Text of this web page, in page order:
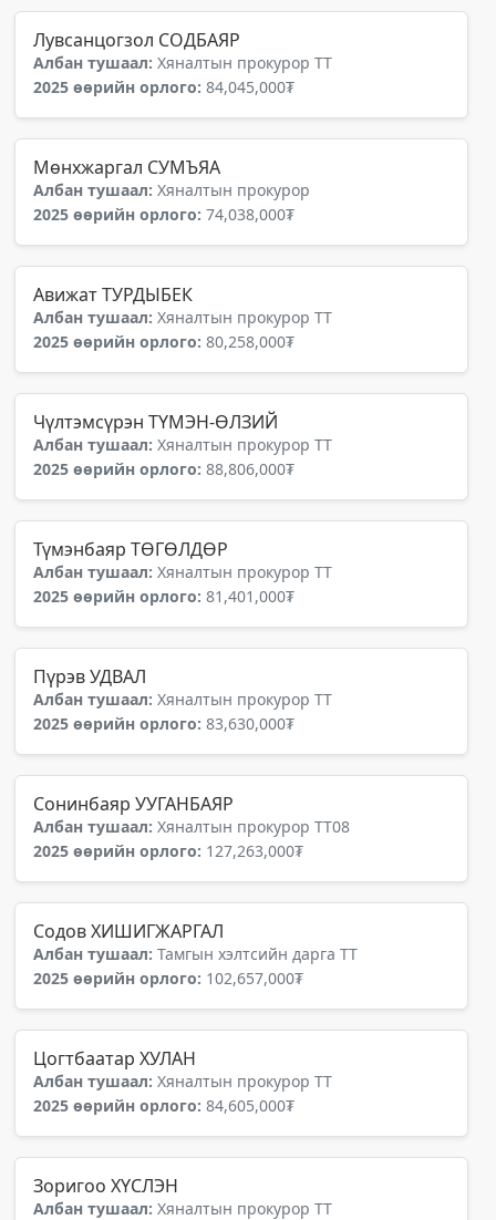
Лувсанцогзол СОДБАЯР
Албан тушаал: Хяналтын прокурор ТТ
2025 өөрийн орлого: 84,045,000₮
Мөнхжаргал СУМЪЯА
Албан тушаал: Хяналтын прокурор
2025 өөрийн орлого: 74,038,000₮
Авижат ТУРДЫБЕК
Албан тушаал: Хяналтын прокурор ТТ
2025 өөрийн орлого: 80,258,000₮
Чүлтэмсүрэн ТҮМЭН-ӨЛЗИЙ
Албан тушаал: Хяналтын прокурор ТТ
2025 өөрийн орлого: 88,806,000₮
Түмэнбаяр ТӨГӨЛДӨР
Албан тушаал: Хяналтын прокурор ТТ
2025 өөрийн орлого: 81,401,000₮
Пүрэв УДВАЛ
Албан тушаал: Хяналтын прокурор ТТ
2025 өөрийн орлого: 83,630,000₮
Сонинбаяр УУГАНБАЯР
Албан тушаал: Хяналтын прокурор ТТ08
2025 өөрийн орлого: 127,263,000₮
Содов ХИШИГЖАРГАЛ
Албан тушаал: Тамгын хэлтсийн дарга ТТ
2025 өөрийн орлого: 102,657,000₮
Цогтбаатар ХУЛАН
Албан тушаал: Хяналтын прокурор ТТ
2025 өөрийн орлого: 84,605,000₮
Зоригоо ХҮСЛЭН
Албан тушаал: Хяналтын прокурор ТТ